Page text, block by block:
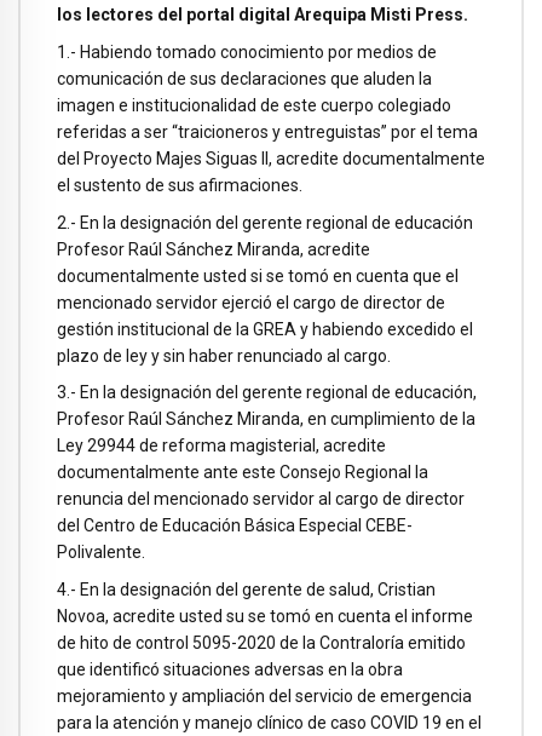
los lectores del portal digital Arequipa Misti Press.
1.- Habiendo tomado conocimiento por medios de
comunicación de sus declaraciones que aluden la
imagen e institucionalidad de este cuerpo colegiado
referidas a ser “traicioneros y entreguistas” por el tema
del Proyecto Majes Siguas II, acredite documentalmente
el sustento de sus afirmaciones.
2.- En la designación del gerente regional de educación
Profesor Raúl Sánchez Miranda, acredite
documentalmente usted si se tomó en cuenta que el
mencionado servidor ejerció el cargo de director de
gestión institucional de la GREA y habiendo excedido el
plazo de ley y sin haber renunciado al cargo.
3.- En la designación del gerente regional de educación,
Profesor Raúl Sánchez Miranda, en cumplimiento de la
Ley 29944 de reforma magisterial, acredite
documentalmente ante este Consejo Regional la
renuncia del mencionado servidor al cargo de director
del Centro de Educación Básica Especial CEBE-
Polivalente.
4.- En la designación del gerente de salud, Cristian
Novoa, acredite usted su se tomó en cuenta el informe
de hito de control 5095-2020 de la Contraloría emitido
que identificó situaciones adversas en la obra
mejoramiento y ampliación del servicio de emergencia
para la atención y manejo clínico de caso COVID 19 en el